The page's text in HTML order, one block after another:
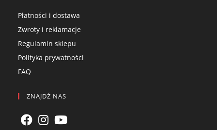
Płatności i dostawa
Zwroty i reklamacje
Regulamin sklepu
Polityka prywatności
FAQ
ZNAJDŹ NAS